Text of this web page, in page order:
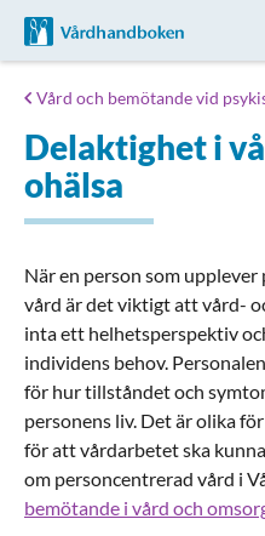
Till startsidan för
Vård och bemötande vid
Delaktighet i
ohälsa
När en person som upplever
vård är det viktigt att vård-
inta ett helhetsperspektiv
individens behov.
för hur tillståndet och
personens liv. Det är olika
för att vårdarbetet ska
om personcentrerad vård i
bemötande i vård och